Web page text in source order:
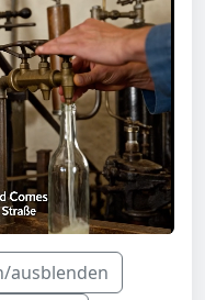
ausblenden